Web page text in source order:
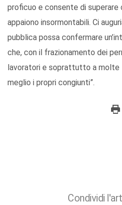
proficuo e consente di
appaiono insormontabili. Ci
pubblica possa confermare
che, con il frazionamento dei
lavoratori e soprattutto a molte
meglio i propri congiunti”.
Condividi